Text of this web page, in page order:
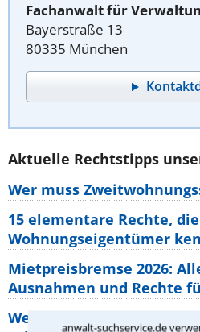
anwalt-suchservice.de
Fachanwalt für
Bayerstraße 13
80335 München
Aktuelle Rechtstipps
Wer muss
15 elementare Rechte,
Wohnungseigentümer
Mietpreisbremse 2026:
Ausnahmen und Rechte
Welche Regeln für